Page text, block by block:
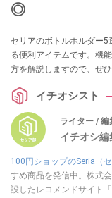
◎
セリアのボトルホルダー
る便利アイテムです。機
方を解説しますので、ぜ
イチオシスト
ライター / 編
イチオシ
100円ショップのSeria（セ
すめ商品を発信中。株式
設したレコメンドサイト